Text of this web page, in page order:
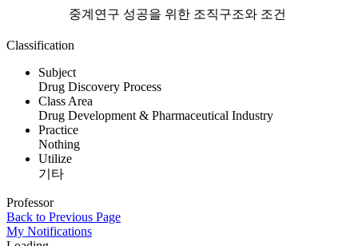
중계연구 성공을 위한 조직구조와 조건
Classification
Subject
Drug Discovery Process
Class Area
Drug Development & Pharmaceutical Industry
Practice
Nothing
Utilize
기타
Professor
Back to Previous Page
My Notifications